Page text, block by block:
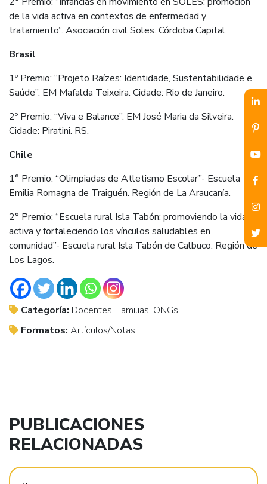
de la vida activa en contextos de enfermedad y
tratamiento”. Asociación civil Soles. Córdoba Capital.
Brasil
1º Premio: “Projeto Raízes: Identidade, Sustentabilidade e
Saúde”. EM Mafalda Teixeira. Cidade: Rio de Janeiro.
2º Premio: “Viva e Balance”. EM José Maria da Silveira.
Cidade: Piratini. RS.
Chile
1° Premio: “Olimpiadas de Atletismo Escolar”- Escuela
Emilia Romagna de Traiguén. Región de La Araucanía.
2° Premio: “Escuela rural Isla Tabón: promoviendo la vida
activa y fortaleciendo los vínculos saludables en
comunidad”- Escuela rural Isla Tabón de Calbuco. Región de
Los Lagos.
Categoría: Docentes, Familias, ONGs
Formatos: Artículos/Notas
PUBLICACIONES
RELACIONADAS